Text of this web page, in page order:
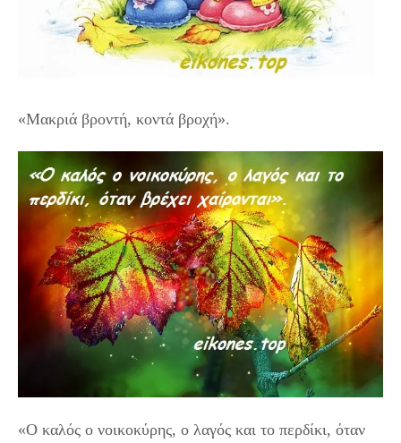
«Μακριά βροντή, κοντά βροχή».
«Ο καλός ο νοικοκύρης, ο λαγός και το περδίκι, όταν